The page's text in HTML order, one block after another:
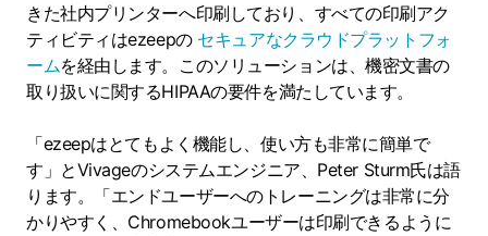
きた社内プリンターへ印刷しており、すべての印刷アク
ティビティはezeepの セキュアなクラウドプラットフォ
ームを経由します。このソリューションは、機密文書の
取り扱いに関するHIPAAの要件を満たしています。
「ezeepはとてもよく機能し、使い方も非常に簡単で
す」とVivageのシステムエンジニア、Peter Sturm氏は語
ります。「エンドユーザーへのトレーニングは非常に分
かりやすく、Chromebookユーザーは印刷できるように